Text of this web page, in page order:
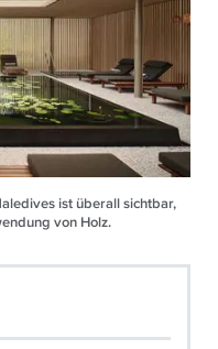
ist überall sichtbar,
von Holz.